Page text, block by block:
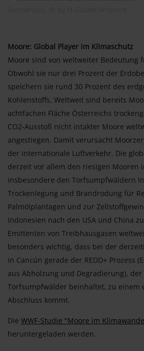
Moore: Global Player im Klimaschutz
Moore sind von weltweiter Bedeutung
Obwohl sie nur drei Prozent der
speichern sie rund 30 Prozent des
Kohlenstoffs. Weltweit sind bereits
achtfachen Fläche Österreichs
CO2-Ausstoß nicht intakter Moore
angestiegen. Damit verursacht
der internationale Luftverkehr. Die
derzeit vor allem den riesigen Mooren
insbesondere den Torfsumpfwäldern
Trockenlegung und Brandrodung für
Palmölplantagen und zur
Indonesien nach den USA und China
Emittenten von Treibhausgasen
besonders wichtig, dass bei der
in Cancún gerade der REDD+ Prozess
aus Abholzung und Degradierung),
Torfsumpfwälder beinhaltet, zu einem
Abschluss kommt.
Die WWF-Studie "Moore im
heruntergeladen werden.